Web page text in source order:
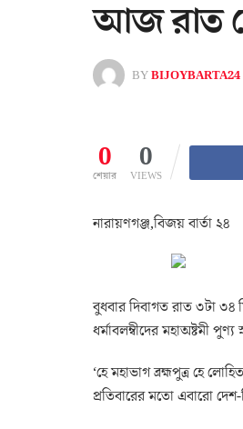
আজ রাত
BYBIJOYBARTA24
0
শেয়ার
0
VIEWS
নারায়ণগঞ্জ,বিজয় বার্তা ২৪
বুধবার দিবাগত রাত ৩টা ৩৪
ধর্মাবলম্বীদের মহাঅষ্টমী পুণ্য
‘হে মহাভাগ ব্রহ্মপুত্র হে
প্রতিবারের মতো এবারো